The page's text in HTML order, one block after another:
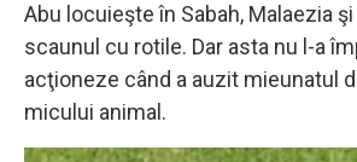
Abu locuieşte în Sabah, Malaezia
scaunul cu rotile. Dar asta nu l-a
acţioneze când a auzit mieunatul
micului animal.